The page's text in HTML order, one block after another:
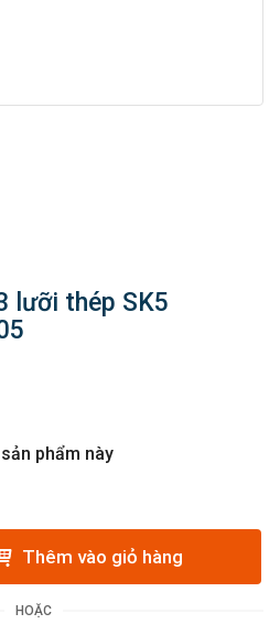
lưỡi thép SK5
phẩm này
Thêm vào giỏ hàng
HOẶC